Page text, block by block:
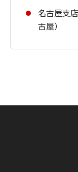
名古屋支
古屋）